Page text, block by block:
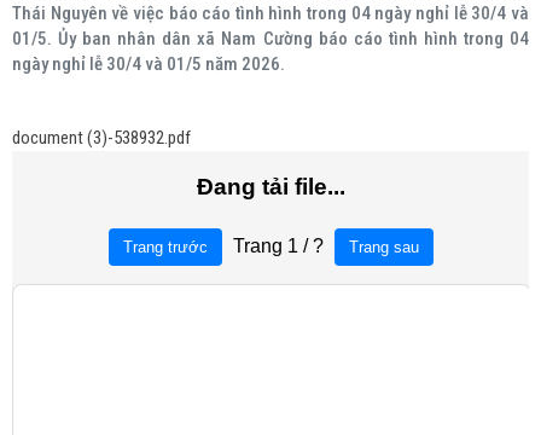
Thái Nguyên về việc báo cáo tình hình trong 04 ngày nghỉ lễ 30/4 và
01/5. Ủy ban nhân dân xã Nam Cường báo cáo tình hình trong 04
ngày nghỉ lễ 30/4 và 01/5 năm 2026.
document (3)-538932.pdf